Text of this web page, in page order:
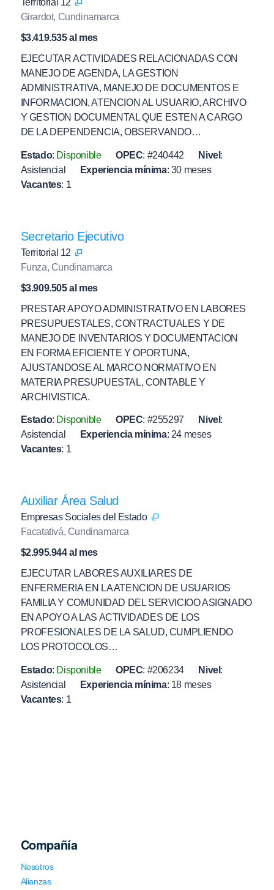
Territorial 12
Girardot, Cundinamarca
$3.419.535 al mes
EJECUTAR ACTIVIDADES RELACIONADAS CON
MANEJO DE AGENDA, LA GESTION
ADMINISTRATIVA, MANEJO DE DOCUMENTOS E
INFORMACION, ATENCION AL USUARIO, ARCHIVO
Y GESTION DOCUMENTAL QUE ESTEN A CARGO
DE LA DEPENDENCIA, OBSERVANDO…
Estado: Disponible OPEC: #240442 Nivel :
Asistencial
Experiencia mínima: 30 meses
Vacantes: 1
Secretario Ejecutivo
Territorial 12
Funza, Cundinamarca
$3.909.505 al mes
PRESTAR APOYO ADMINISTRATIVO EN LABORES
PRESUPUESTALES, CONTRACTUALES Y DE
MANEJO DE INVENTARIOS Y DOCUMENTACION
EN FORMA EFICIENTE Y OPORTUNA,
AJUSTANDOSE AL MARCO NORMATIVO EN
MATERIA PRESUPUESTAL, CONTABLE Y
ARCHIVISTICA.
Estado: Disponible OPEC: #255297 Nivel :
Asistencial
Experiencia mínima: 24 meses
Vacantes: 1
Auxiliar Área Salud
Empresas Sociales del Estado
Facatativá, Cundinamarca
$2.995.944 al mes
EJECUTAR LABORES AUXILIARES DE
ENFERMERIA EN LA ATENCION DE USUARIOS
FAMILIA Y COMUNIDAD DEL SERVICIOO ASIGNADO
EN APOYO A LAS ACTIVIDADES DE LOS
PROFESIONALES DE LA SALUD, CUMPLIENDO
LOS PROTOCOLOS…
Estado: Disponible OPEC: #206234 Nivel :
Asistencial
Experiencia mínima: 18 meses
Vacantes: 1
Compañía
Nosotros
Alianzas